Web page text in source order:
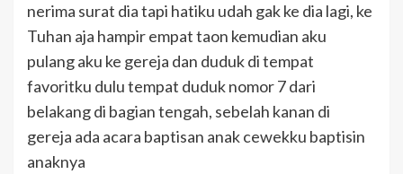
nerima surat dia tapi hatiku udah gak ke dia lagi, ke
Tuhan aja hampir empat taon kemudian aku
pulang aku ke gereja dan duduk di tempat
favoritku dulu tempat duduk nomor 7 dari
belakang di bagian tengah, sebelah kanan di
gereja ada acara baptisan anak cewekku baptisin
anaknya